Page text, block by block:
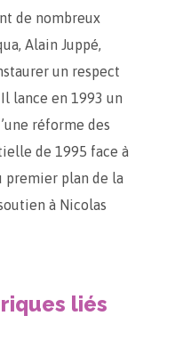
de nombreux
Alain Juppé,
un respect
lance en 1993 un
réforme des
de 1995 face à
premier plan de la
à Nicolas
liés